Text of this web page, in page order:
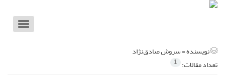
Toggle
نویسنده =سروش صادق‌نژاد
تعداد مقالات: 1